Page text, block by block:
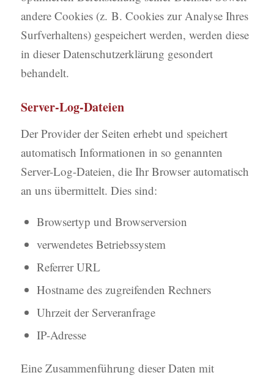
andere Cookies (z. B. Cookies zur Analyse Ihres
Surfverhaltens) gespeichert werden, werden diese
in dieser Datenschutzerklärung gesondert
behandelt.
Server-Log-Dateien
Der Provider der Seiten erhebt und speichert
automatisch Informationen in so genannten
Server-Log-Dateien, die Ihr Browser automatisch
an uns übermittelt. Dies sind:
Browsertyp und Browserversion
verwendetes Betriebssystem
Referrer URL
Hostname des zugreifenden Rechners
Uhrzeit der Serveranfrage
IP-Adresse
Eine Zusammenführung dieser Daten mit